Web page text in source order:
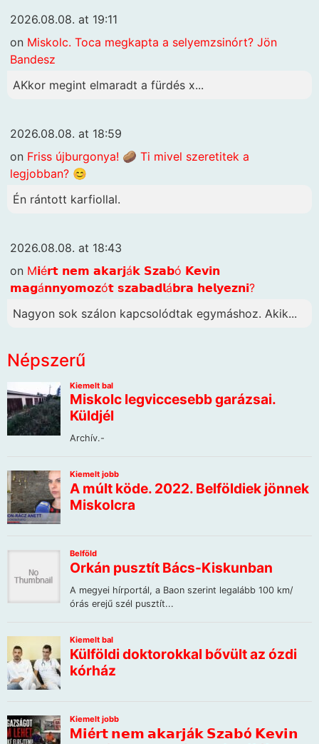
2026.08.08. at 19:11
on Miskolc. Toca megkapta a selyemzsinórt? Jön
Bandesz
AKkor megint elmaradt a fürdés x...
2026.08.08. at 18:59
on Friss újburgonya! 🥔 Ti mivel szeretitek a
legjobban? 😊
Én rántott karfiollal.
2026.08.08. at 18:43
on M𝗶é𝗿𝘁 𝗻𝗲𝗺 𝗮𝗸𝗮𝗿𝗷á𝗸 𝗦𝘇𝗮𝗯ó 𝗞𝗲𝘃𝗶𝗻
𝗺𝗮𝗴á𝗻𝗻𝘆𝗼𝗺𝗼𝘇ó𝘁 𝘀𝘇𝗮𝗯𝗮𝗱𝗹á𝗯𝗿𝗮 𝗵𝗲𝗹𝘆𝗲𝘇𝗻𝗶?
Nagyon sok szálon kapcsolódtak egymáshoz. Akik...
Népszerű